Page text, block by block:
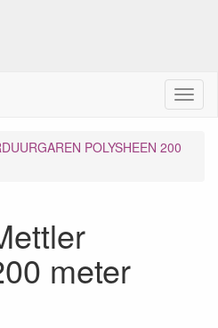
M
e
POLYSHEEN 200
meter